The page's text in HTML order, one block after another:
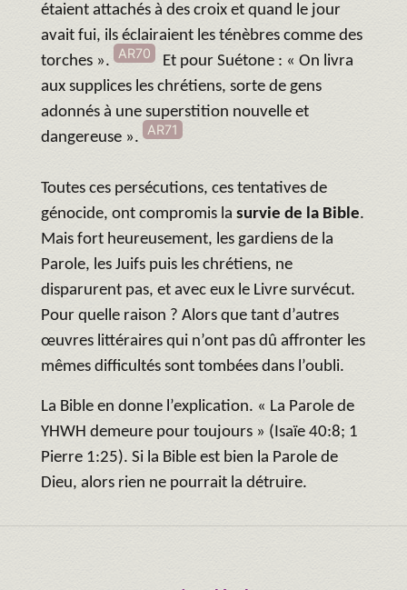
étaient attachés à des croix et quand le jour
avait fui, ils éclairaient les ténèbres comme des
torches ».
AR70
Et pour Suétone : « On livra
aux supplices les chrétiens, sorte de gens
adonnés à une superstition nouvelle et
dangereuse ».
AR71
Toutes ces persécutions, ces tentatives de
génocide, ont compromis la survie de la Bible.
Mais fort heureusement, les gardiens de la
Parole, les Juifs puis les chrétiens, ne
disparurent pas, et avec eux le Livre survécut.
Pour quelle raison ? Alors que tant d’autres
œuvres littéraires qui n’ont pas dû affronter les
mêmes difficultés sont tombées dans l’oubli.
La Bible en donne l’explication. « La Parole de
YHWH demeure pour toujours » (Isaïe 40:8; 1
Pierre 1:25). Si la Bible est bien la Parole de
Dieu, alors rien ne pourrait la détruire.